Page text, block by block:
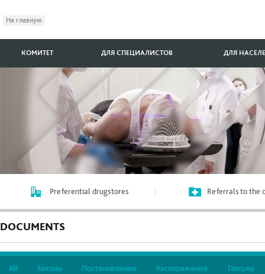
На главную
КОМИТЕТ ДЛЯ СПЕЦИАЛИСТОВ ДЛЯ
Preferential drugstores Referrals to the
DOCUMENTS
All Законы Постановления Распоряжения Письма